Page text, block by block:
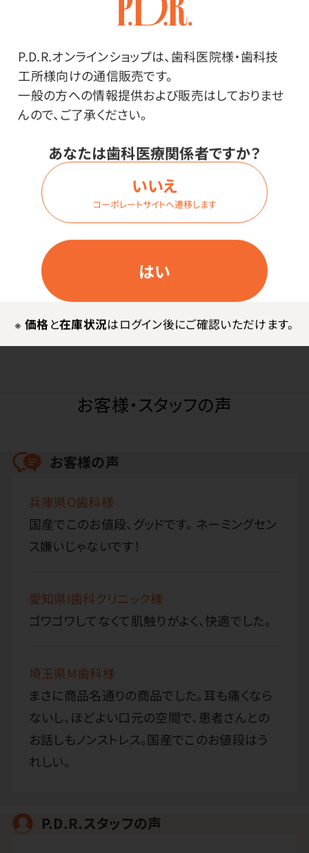
P.D.R.オンラインショップは、歯科医院様・歯科技
工所様向けの通信販売です。
一般の方への情報提供および販売はしておりませ
んので、ご了承ください。
あなたは歯科医療関係者ですか？
はい
いいえ
コーポレートサイトへ遷移します
※ 価格と在庫状況はログイン後にご確認いただけます。
ツ。
その他
●日本製
●ゴム：幅約6mmの幅広の平ゴムノンラテックス・ゴム外
側●ノーズピース：樹脂
●大容量ケースサイズ／縦52.0×横20.0×高さ
22.0cm 小箱サイズ／縦10.0×横18.5×高さ10.0cm
●BFE：95％以上
お客様・スタッフの声
お客様の声
兵庫県O歯科様
国産でこのお値段、グッドです。 ネーミングセン
ス嫌いじゃないです！
愛知県I歯科クリニック様
ゴワゴワしてなくて肌触りがよく、快適でした。
埼玉県M歯科様
まさに商品名通りの商品でした。耳も痛くなら
ないし、ほどよい口元の空間で、患者さんとの
お話しもノンストレス。国産でこのお値段はう
れしい。
P.D.R.スタッフの声